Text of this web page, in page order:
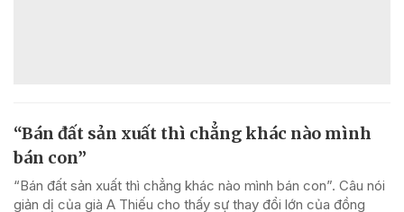
“Bán đất sản xuất thì chẳng khác nào mình
bán con”
“Bán đất sản xuất thì chẳng khác nào mình bán con”. Câu nói
giản dị của già A Thiếu cho thấy sự thay đổi lớn của đồng